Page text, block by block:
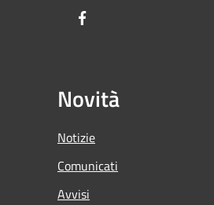
Novità
Notizie
Comunicati
Avvisi